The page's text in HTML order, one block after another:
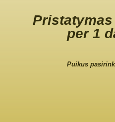
per 1
Puikus